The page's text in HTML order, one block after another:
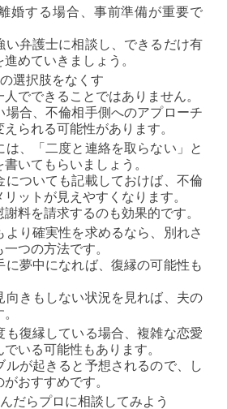
婚する場合、事前準備が重要で
い弁護士に相談し、できるだけ有
めていきましょう。
選択肢をなくす
でできることではありません。
場合、不倫相手側へのアプローチ
られる可能性があります。
、「二度と連絡を取らない」と
いてもらいましょう。
についても記載しておけば、不倫
ットが見えやすくなります。
料を請求するのも効果的です。
より確実性を求めるなら、別れさ
つの方法です。
に夢中になれば、復縁の可能性も
向きもしない状況を見れば、夫の
も復縁している場合、複雑な恋愛
いる可能性もあります。
ルが起きると予想されるので、し
おすすめです。
だらプロに相談してみよう